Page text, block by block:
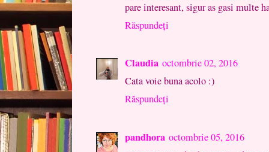
pare interesant, sigur as gasi multe
Răspundeți
Claudia octombrie 02, 2016
Cata voie buna acolo :)
Răspundeți
pandhora octombrie 05, 2016